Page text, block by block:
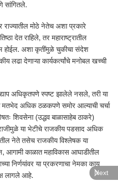
सांगितले.
राज्यातील मोठे नेतेच अशा प्रकारे
देत राहिले, तर महाराष्ट्रातील
होईल. अशा कृतींमुळे चुकीचा संदेश
लढा देणाऱ्या कार्यकर्त्यांचे मनोबल खच्ची
अधिकृतपणे स्पष्ट झालेले नसले, तरी या
मतभेद अधिक ठळकपणे समोर आल्याची चर्चा
शिवसेना (उद्धव बाळासाहेब ठाकरे)
या भेटीचे राजकीय पडसाद अधिक
नेते तसेच राजकीय विश्लेषक या
आगामी काळात महाविकास आघाडीतील
निर्णयांवर या प्रकरणाचा नेमका काय
लागले आहे.
Next